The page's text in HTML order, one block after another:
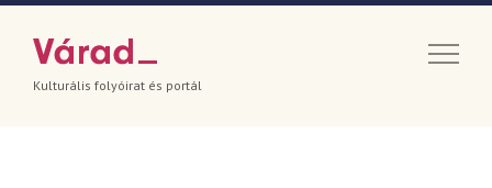
Kulturális folyóirat és portál